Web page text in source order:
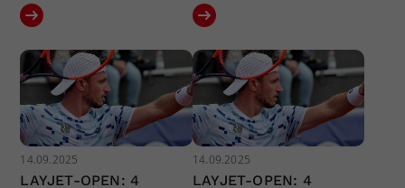
14.09.2025
LAYJET-OPEN: 4
14.09.2025
LAYJET-OPEN: 4